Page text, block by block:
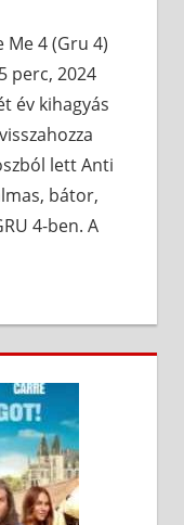
4 (Gru 4)
perc, 2024
év kihagyás
lett Anti
bátor,
4-ben. A